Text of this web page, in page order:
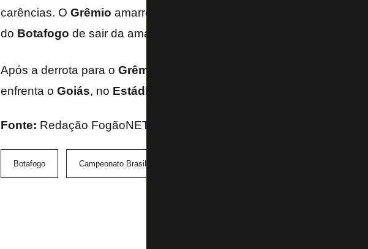
carências. O Grêmio amarrou bem o jogo, mas ficou evidente a
do Botafogo de sair da amarração – afirmou
Após a derrota para o Grêmio
enfrenta o Goiás, no Estádio Nilton Santos
Fonte: Redação FogãoNET e SporTV
Botafogo Campeonato Brasileiro